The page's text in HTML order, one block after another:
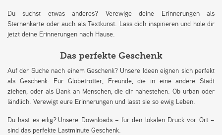
Du suchst etwas anderes? Verewige deine Erinnerungen als
Sternenkarte oder auch als Textkunst. Lass dich inspirieren und hole dir
jetzt deine Erinnerungen nach Hause.
Das perfekte Geschenk
Auf der Suche nach einem Geschenk? Unsere Ideen eignen sich perfekt
als Geschenk: Für Globetrotter, Freunde, die in eine andere Stadt
ziehen, oder als Dank an Menschen, die dir nahestehen. Ob urban oder
ländlich. Verewigt eure Erinnerungen und lasst sie so ewig Leben.
Du hast es eilig? Unsere Downloads – für den lokalen Druck vor Ort –
sind das perfekte Lastminute Geschenk.